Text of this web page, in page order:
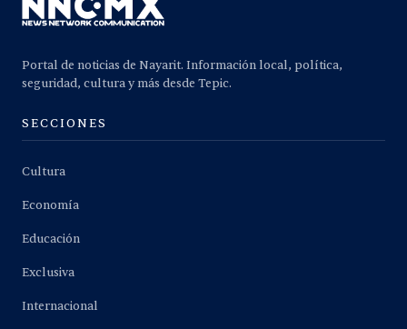
Portal de noticias de Nayarit. Información local, política,
seguridad, cultura y más desde Tepic.
SECCIONES
Cultura
Economía
Educación
Exclusiva
Internacional